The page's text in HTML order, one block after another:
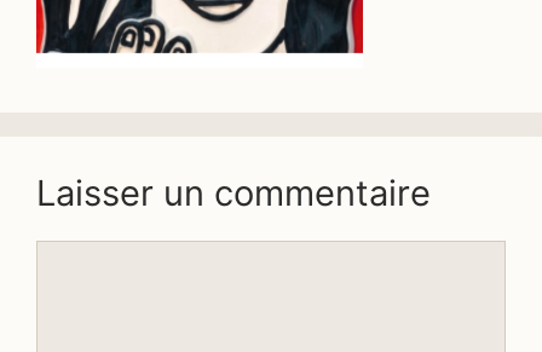
Laisser un commentaire